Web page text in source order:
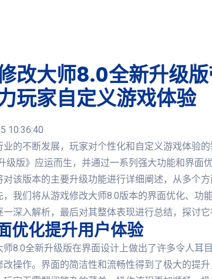
改大师8.0全新升级
玩家自定义游戏体验
10:36:40
业的不断发展，玩家对个性化和自定义游戏体验
级版》应运而生，并通过一系列强大功能和界面
对该版本的主要升级功能进行详细阐述，从多个
，我们将从游戏修改大师8.0版本的界面优化、功
一深入解析，最后对其整体表现进行总结，探讨
优化提升用户体验
师8.0全新升级版在界面设计上做出了许多令人耳
改操作。界面的简洁性和流畅性得到了极大的提